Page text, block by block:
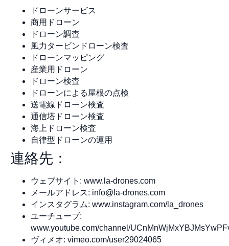
ドローンサービス
商用ドローン
ドローン調査
風力タービンドローン検査
ドローンマッピング
産業用ドローン
ドローン検査
ドローンによる屋根の点検
送電線ドローン検査
通信塔ドローン検査
海上ドローン検査
自律型ドローンの運用
連絡先：
ウェブサイト: www.la-drones.com
メールアドレス: info@la-drones.com
インスタグラム: www.instagram.com/la_drones
ユーチューブ:
www.youtube.com/channel/
ヴィメオ: vimeo.com/user29024065